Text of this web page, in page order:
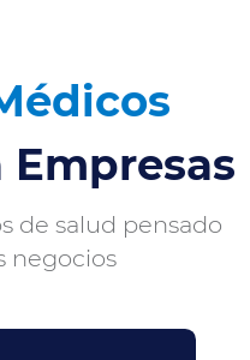
Empresas
de salud pensado
negocios